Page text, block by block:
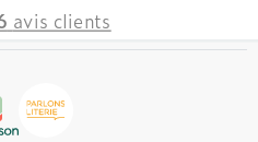
avis clients